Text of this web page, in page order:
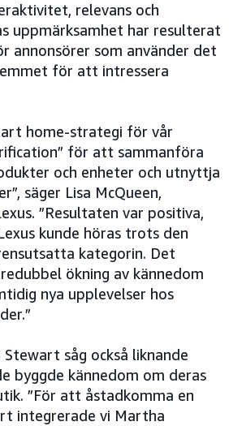
relevans och
uppmärksamhet har resulterat
annonsörer som använder det
för att intressera
home-strategi för vår
för att sammanföra
och enheter och utnyttja
säger Lisa McQueen,
”Resultaten var positiva,
kunde höras trots den
kategorin. Det
ökning av kännedom
nya upplevelser hos
såg också liknande
byggde kännedom om deras
”För att åstadkomma en
integrerade vi Martha